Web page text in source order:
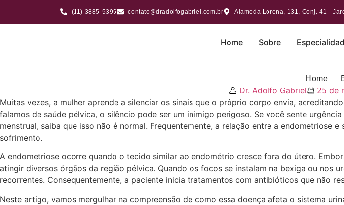
(11) 3885-5395 contato@dradolfogabriel.com.br Alameda Lorena, 131, Conj. 41 -
Home Sobre
Home
Dr. Adolfo Gabriel 25 de
Muitas vezes, a mulher aprende a silenciar os sinais que o próprio corpo envia,
falamos de saúde pélvica, o silêncio pode ser um inimigo perigoso. Se você sente
menstrual, saiba que isso não é normal. Frequentemente, a relação entre a endometriose
sofrimento.
A endometriose ocorre quando o tecido similar ao endométrio cresce fora do útero.
atingir diversos órgãos da região pélvica. Quando os focos se instalam na bexiga ou nos
recorrentes. Consequentemente, a paciente inicia tratamentos com antibióticos que não
Neste artigo, vamos mergulhar na compreensão de como essa doença afeta o sistema